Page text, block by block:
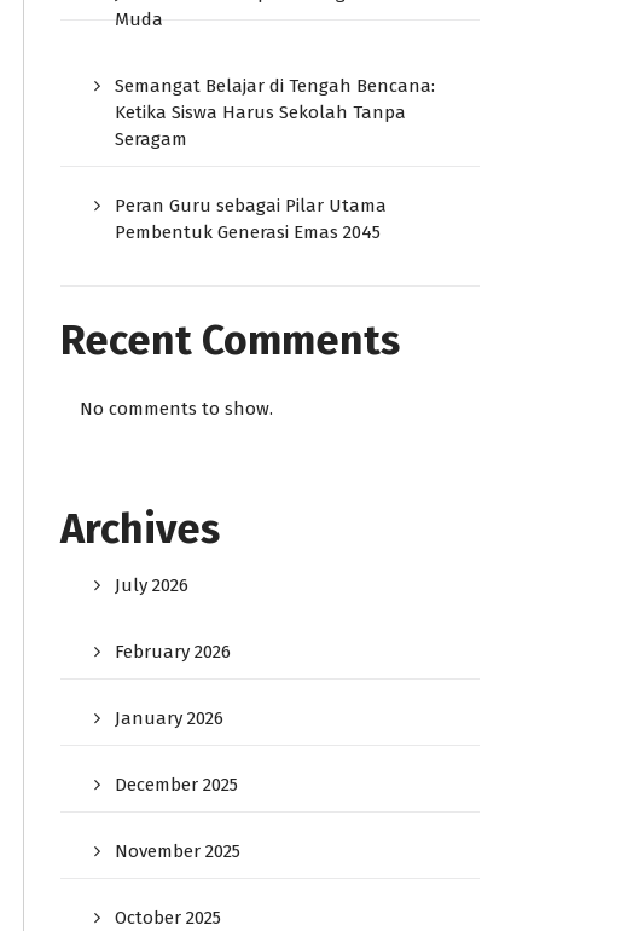
Muda
Semangat Belajar di Tengah Bencana:
Ketika Siswa Harus Sekolah Tanpa
Seragam
Peran Guru sebagai Pilar Utama
Pembentuk Generasi Emas 2045
Recent Comments
No comments to show.
Archives
July 2026
February 2026
January 2026
December 2025
November 2025
October 2025